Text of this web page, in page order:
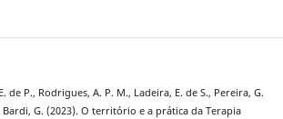
de P., Rodrigues, A. P. M., Ladeira, E. de S., Pereira, G.
Bardi, G. (2023). O território e a prática da Terapia